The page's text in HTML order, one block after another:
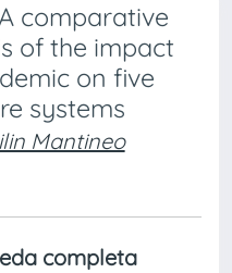
comparative
of the impact
on five
systems
Mantineo
completa